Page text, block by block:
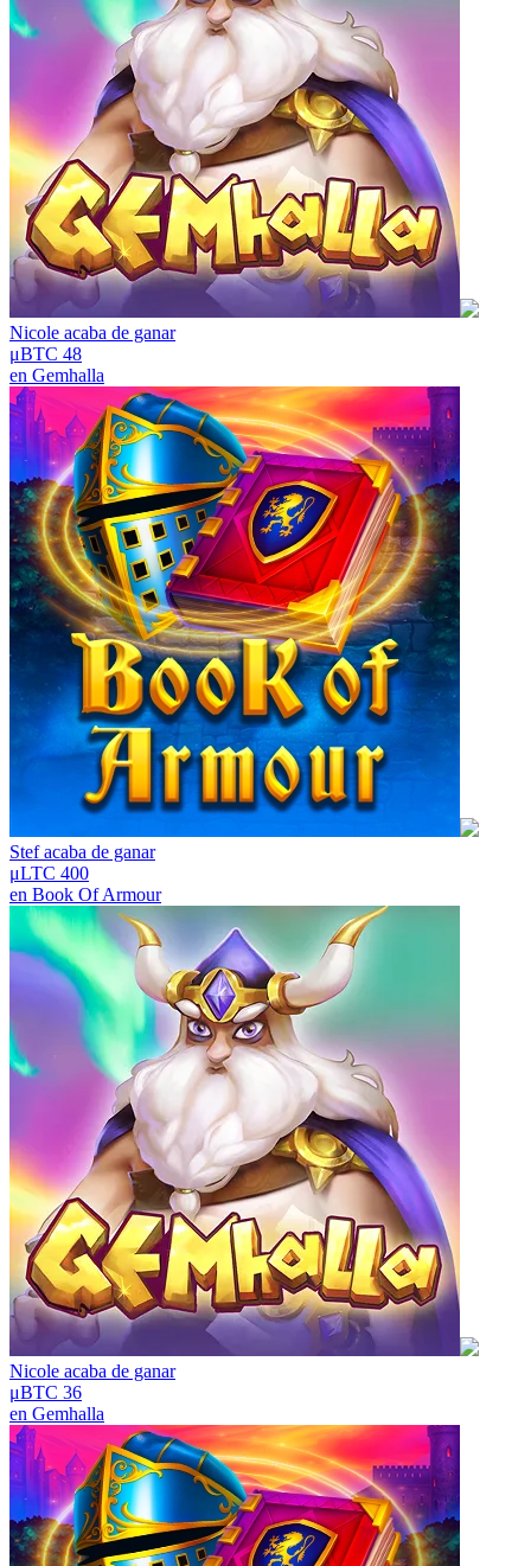
Nicole acaba de ganar
μBTC 48
en Gemhalla
Stefacaba de ganar
μLTC 400
en Book Of Armour
Nicole acaba de ganar
μBTC 36
en Gemhalla